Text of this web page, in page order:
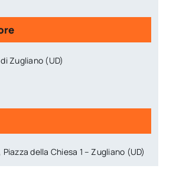
Zugliano (UD)
della Chiesa 1 – Zugliano (UD)